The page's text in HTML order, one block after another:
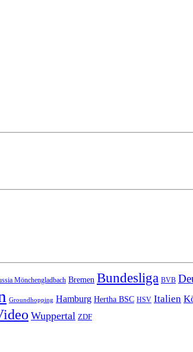
Mönchengladbach Bremen Bundesliga BVB
Groundhopping Hamburg Hertha BSC HSV Italien
Wuppertal ZDF